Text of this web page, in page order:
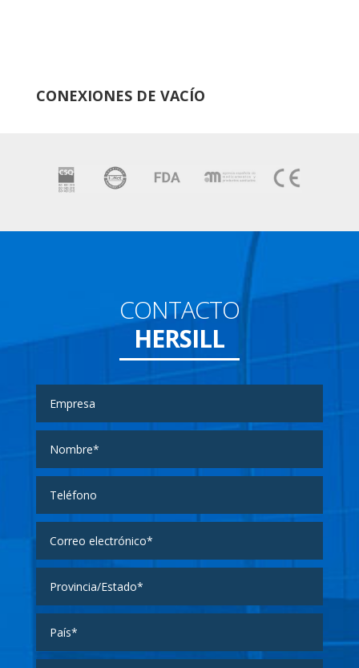
CONEXIONES DE VACÍO
CONTACTO
HERSILL